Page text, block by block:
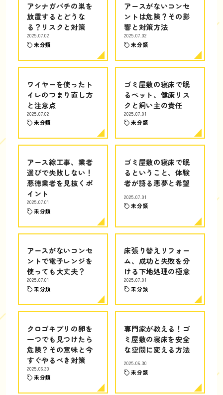
アシナガバチの巣を
放置するとどうな
る？リスクと対策
2025.07.02
未分類
アースがないコンセ
ントは危険？その影
響と対策方法
2025.07.02
未分類
ワイヤーを使ったト
イレのつまり直し方
と注意点
2025.07.02
未分類
ゴミ屋敷の寝床で眠
るペット、健康リス
クと飼い主の責任
2025.07.01
未分類
アース線工事、業者
選びで失敗しない！
悪徳業者を見抜くポ
イント
2025.07.01
未分類
ゴミ屋敷の寝床で眠
るということ、体験
者が語る悪夢と希望
2025.07.01
未分類
アースがないコンセ
ントで電子レンジを
使っても大丈夫？
2025.07.01
未分類
床張り替えリフォー
ム、成功と失敗を分
ける下地処理の極意
2025.07.01
未分類
クロゴキブリの卵を
一つでも見つけたら
危険？その意味と今
すぐやるべき対策
2025.06.30
未分類
専門家が教える！ゴ
ミ屋敷の寝床を安全
な空間に変える方法
2025.06.30
未分類